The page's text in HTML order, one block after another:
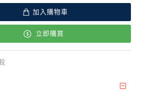
加入購物車
立即購買